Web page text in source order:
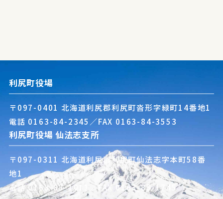
利尻町役場
〒097-0401 北海道利尻郡利尻町沓形字緑町14番地1
電話 0163-84-2345 ／FAX 0163-84-3553
利尻町役場 仙法志支所
〒097-0311 北海道利尻郡利尻町仙法志字本町58番
地1
電話0163-85-1011 ／FAX 0163-85-1745